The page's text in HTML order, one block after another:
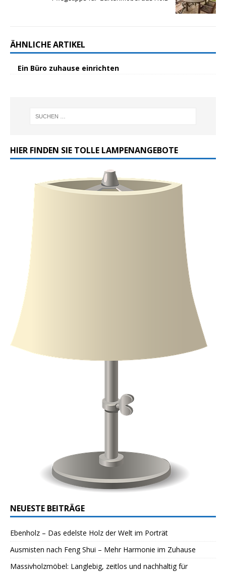
ÄHNLICHE ARTIKEL
Ein Büro zuhause einrichten
HIER FINDEN SIE TOLLE LAMPENANGEBOTE
NEUESTE BEITRÄGE
Ebenholz – Das edelste Holz der Welt im Porträt
Ausmisten nach Feng Shui – Mehr Harmonie im Zuhause
Massivholzmöbel: Langlebig, zeitlos und nachhaltig für